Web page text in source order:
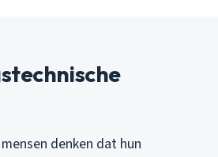
denken dat hun